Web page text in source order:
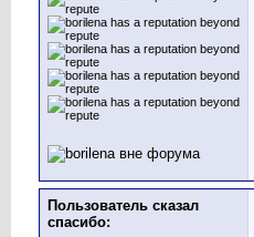
Пользователь сказал
cпасибо: